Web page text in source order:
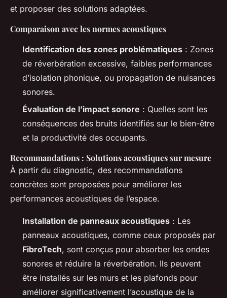
et proposer des solutions adaptées.
Comparaison avec les normes acoustiques
Identification des zones problématiques : Zones
de réverbération excessive, faibles performances
d’isolation phonique, ou propagation de nuisances
sonores.
Évaluation de l’impact sonore : Quelles sont les
conséquences des bruits identifiés sur le bien-être
et la productivité des occupants.
Recommandations : Solutions acoustiques sur mesure
À partir du diagnostic, des recommandations
concrètes sont proposées pour améliorer les
performances acoustiques de l’espace.
Installation de panneaux acoustiques : Les
panneaux acoustiques, comme ceux proposés par
FibroTech, sont conçus pour absorber les ondes
sonores et réduire la réverbération. Ils peuvent
être installés sur les murs et les plafonds pour
améliorer significativement l’acoustique de la